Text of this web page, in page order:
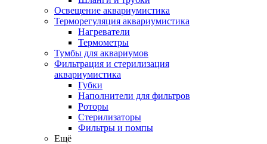
Освещение аквариумистика
Терморегуляция аквариумистика
Нагреватели
Термометры
Тумбы для аквариумов
Фильтрация и стерилизация
аквариумистика
Губки
Наполнители для фильтров
Роторы
Стерилизаторы
Фильтры и помпы
Ещё